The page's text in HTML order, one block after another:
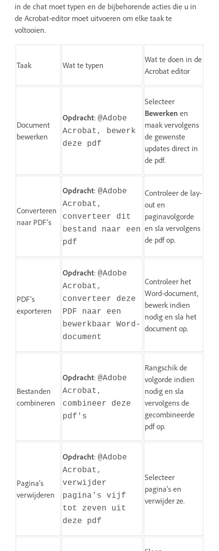
in de chat moet typen en de bijbehorende acties die u in
de Acrobat-editor moet uitvoeren om elke taak te
voltooien.
Taak Wat te typen
Wat te doen in de
Acrobat editor
Document
bewerken
Opdracht: @Adobe
Acrobat, bewerk
deze pdf
Selecteer
Bewerken en
maak vervolgens
de gewenste
updates direct in
de pdf.
Converteren
naar PDF's
Opdracht: @Adobe
Acrobat,
converteer dit
bestand naar een
pdf
Controleer de lay-
out en
paginavolgorde
en sla vervolgens
de pdf op.
PDF's
exporteren
Opdracht: @Adobe
Acrobat,
converteer deze
PDF naar een
bewerkbaar Word-
document
Controleer het
Word-document,
bewerk indien
nodig en sla het
document op.
Bestanden
combineren
Opdracht: @Adobe
Acrobat,
combineer deze
pdf's
Rangschik de
volgorde indien
nodig en sla
vervolgens de
gecombineerde
pdf op.
Pagina's
verwijderen
Opdracht: @Adobe
Acrobat,
verwijder
pagina's vijf
tot zeven uit
deze pdf
Selecteer
pagina's en
verwijder ze.